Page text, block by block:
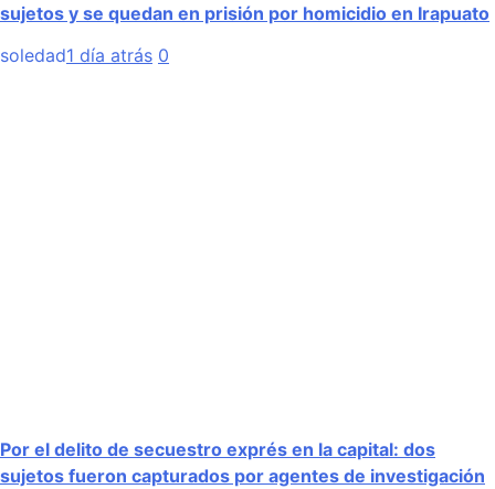
sujetos y se quedan en prisión por homicidio en Irapuato
soledad1 día atrás 0
Por el delito de secuestro exprés en la capital: dos
sujetos fueron capturados por agentes de investigación